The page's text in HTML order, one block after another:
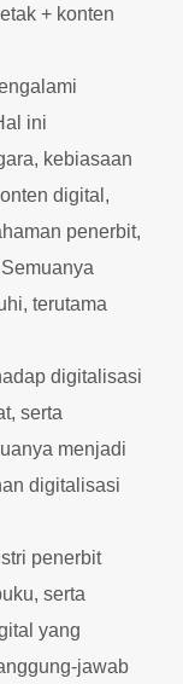
+ konten
ini
kebiasaan
digital,
penerbit,
terutama
digitalisasi
serta
menjadi
digitalisasi
penerbit
serta
yang
jawab